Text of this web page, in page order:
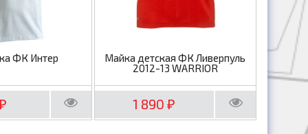
ФК Интер
Майка детская ФК Ливерпуль
2012-13 WARRIOR
1 890₽